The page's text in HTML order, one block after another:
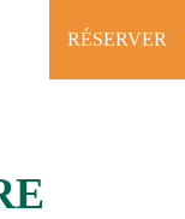
RÉSERVER